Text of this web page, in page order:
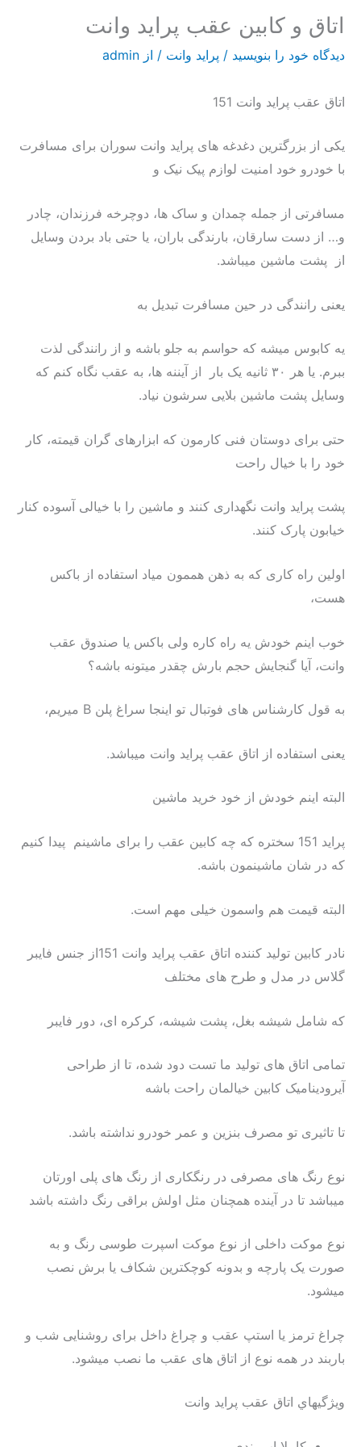
اتاق و کابین عقب پراید وانت
دیدگاه‌ خود را بنویسید / پراید وانت / از admin
اتاق عقب پراید وانت 151
یکی از بزرگترین دغدغه های پراید وانت سوران برای مسافرت
با خودرو خود امنیت لوازم پیک نیک و
مسافرتی از جمله چمدان و ساک ها، دوچرخه فرزندان، چادر
و… از دست سارقان، بارندگی باران، یا حتی باد بردن وسایل
از پشت ماشین میباشد.
یعنی رانندگی در حین مسافرت تبدیل به
یه کابوس میشه که حواسم به جلو باشه و از رانندگی لذت
ببرم. یا هر ۳۰ ثانیه یک بار از آیننه ها، به عقب نگاه کنم که
وسایل پشت ماشین بلایی سرشون نیاد.
حتی برای دوستان فنی کارمون که ابزارهای گران قیمته، کار
خود را با خیال راحت
پشت پراید وانت نگهداری کنند و ماشین را با خیالی آسوده کنار
خیابون پارک کنند.
اولین راه کاری که به ذهن هممون میاد استفاده از باکس
هست،
خوب اینم خودش یه راه کاره ولی باکس یا صندوق عقب
وانت، آیا گنجایش حجم بارش چقدر میتونه باشه؟
به قول کارشناس های فوتبال تو اینجا سراغ پلن B میریم،
یعنی استفاده از اتاق عقب پراید وانت میباشد.
البته اینم خودش از خود خرید ماشین
پراید 151 سختره که چه کابین عقب را برای ماشینم پیدا کنیم
که در شان ماشینمون باشه.
البته قیمت هم واسمون خیلی مهم است.
نادر کابین تولید کننده اتاق عقب پراید وانت 151از جنس فایبر
گلاس در مدل و طرح های مختلف
که شامل شیشه بغل، پشت شیشه، کرکره ای، دور فایبر
تمامی اتاق های تولید ما تست دود شده، تا از طراحی
آیرودینامیک کابین خیالمان راحت باشه
تا تاثیری تو مصرف بنزین و عمر خودرو نداشته باشد.
نوع رنگ های مصرفی در رنگکاری از رنگ های پلی اورتان
میباشد تا در آینده همچنان مثل اولش براقی رنگ داشته باشد
نوع موکت داخلی از نوع موکت اسپرت طوسی رنگ و به
صورت یک پارچه و بدونه کوچکترین شکاف یا برش نصب
میشود.
چراغ ترمز یا استپ عقب و چراغ داخل برای روشنایی شب و
باربند در همه نوع از اتاق های عقب ما نصب میشود.
ويژگيهاي اتاق عقب پرايد وانت